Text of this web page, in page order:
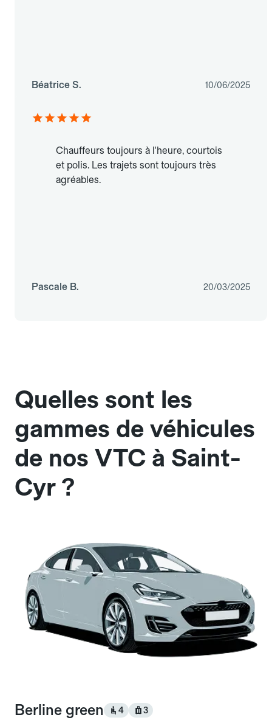
Béatrice S. 10/06/2025
Chauffeurs toujours à l'heure, courtois
et polis. Les trajets sont toujours très
agréables.
Pascale B. 20/03/2025
Quelles sont les
gammes de véhicules
de nos VTC à Saint-
Cyr ?
Berline green 4 3